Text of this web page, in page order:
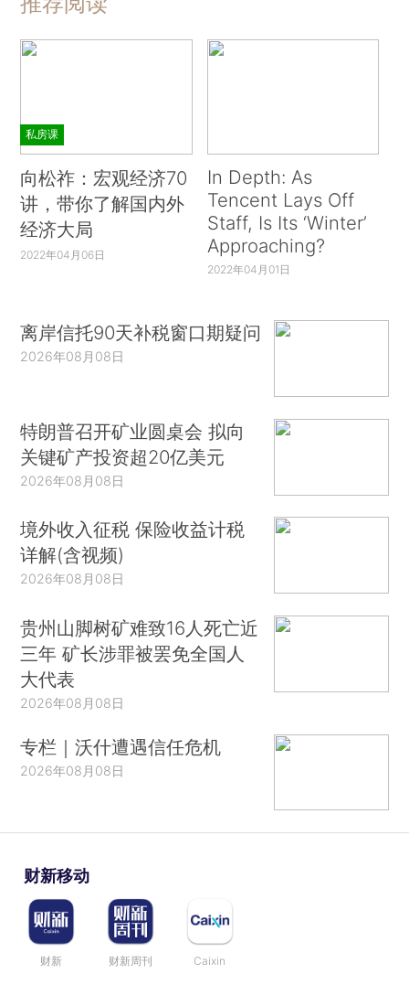
私房课
向松祚：宏观经济70
讲，带你了解国内外
经济大局
2022年04月06日
In Depth: As
Tencent Lays Off
Staff, Is Its ‘Winter’
Approaching?
2022年04月01日
离岸信托90天补税窗口期疑问
2026年08月08日
特朗普召开矿业圆桌会 拟向
关键矿产投资超20亿美元
2026年08月08日
境外收入征税 保险收益计税
详解(含视频)
2026年08月08日
贵州山脚树矿难致16人死亡近
三年 矿长涉罪被罢免全国人
大代表
2026年08月08日
专栏｜沃什遭遇信任危机
2026年08月08日
财新移动
财新 财新周刊 Caixin